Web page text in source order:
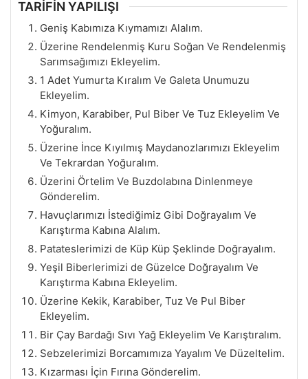
TARİFİN YAPILIŞI
Geniş Kabımıza Kıymamızı Alalım.
Üzerine Rendelenmiş Kuru Soğan Ve Rendelenmiş
Sarımsağımızı Ekleyelim.
1 Adet Yumurta Kıralım Ve Galeta Unumuzu
Ekleyelim.
Kimyon, Karabiber, Pul Biber Ve Tuz Ekleyelim Ve
Yoğuralım.
Üzerine İnce Kıyılmış Maydanozlarımızı Ekleyelim
Ve Tekrardan Yoğuralım.
Üzerini Örtelim Ve Buzdolabına Dinlenmeye
Gönderelim.
Havuçlarımızı İstediğimiz Gibi Doğrayalım Ve
Karıştırma Kabına Alalım.
Patateslerimizi de Küp Küp Şeklinde Doğrayalım.
Yeşil Biberlerimizi de Güzelce Doğrayalım Ve
Karıştırma Kabına Ekleyelim.
Üzerine Kekik, Karabiber, Tuz Ve Pul Biber
Ekleyelim.
Bir Çay Bardağı Sıvı Yağ Ekleyelim Ve Karıştıralım.
Sebzelerimizi Borcamımıza Yayalım Ve Düzeltelim.
Kızarması İçin Fırına Gönderelim.